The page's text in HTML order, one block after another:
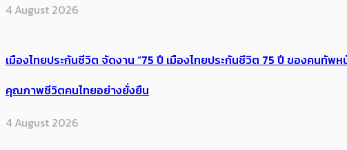
4 August 2026
เมืองไทยประกันชีวิต จัดงาน “75 ปี เมืองไทยประกันชีวิต 75 ปี ของคน
คุณภาพชีวิตคนไทยอย่างยั่งยืน
4 August 2026